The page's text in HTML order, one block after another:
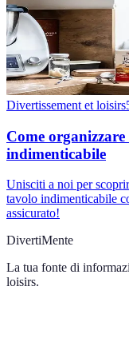
Divertissement et loisirs
Come
indimenticabile
Unisciti a noi per
tavolo indimenticabile
assicurato!
DivertiMente
La tua fonte di
loisirs.